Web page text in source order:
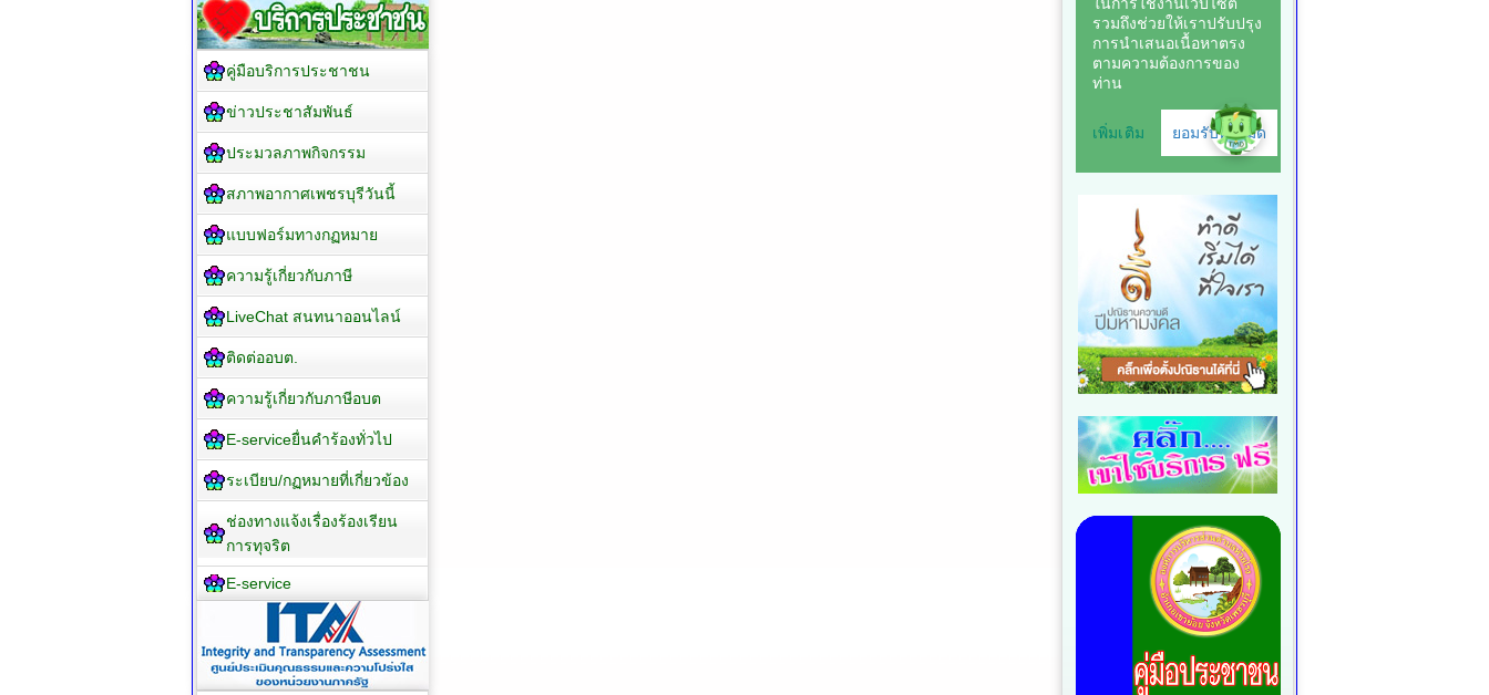
คู่มือบริการประชาชน
ข่าวประชาสัมพันธ์
ประมวลภาพกิจกรรม
สภาพอากาศเพชรบุรีวันนี้
แบบฟอร์มทางกฏหมาย
ความรู้เกี่ยวกับภาษี
LiveChat สนทนาออนไลน์
ติดต่ออบต.
ความรู้เกี่ยวกับภาษีอบต
E-serviceยื่นคำร้องทั่วไป
ระเบียบ/กฏหมายที่เกี่ยวข้อง
ช่องทางแจ้งเรื่องร้องเรียน
การทุจริต
E-service